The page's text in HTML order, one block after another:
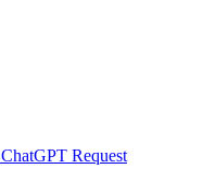
ChatGPT Request